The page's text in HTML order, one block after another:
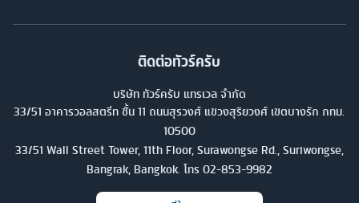
ติดต่อทัวร์ครับ
บริษัท ทัวร์ครับ แทรเวล จำกัด
33/51 อาคารวอลสตรีท ชั้น 11 ถนนสุรวงศ์ แขวงสุริยวงศ์ เขตบางรัก กทม.
10500
33/51 Wall Street Tower, 11th Floor, Surawongse Rd., Suriwongse,
Bangrak, Bangkok. โทร 02-853-9982